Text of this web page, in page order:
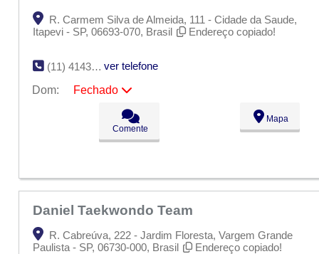
R. Carmem Silva de Almeida, 111 - Cidade da Saude,
Itapevi - SP, 06693-070, Brasil
Endereço copiado!
(11) 4143-6185
ver telefone
Dom:
Fechado
09:00 - 18:00
09:00 - 18:00
09:00 - 18:00
Comente
Mapa
Daniel Taekwondo Team
R. Cabreúva, 222 - Jardim Floresta, Vargem Grande
Paulista - SP, 06730-000, Brasil
Endereço copiado!